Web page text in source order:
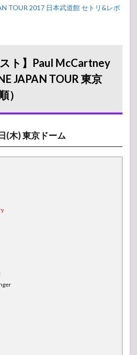
TOUR 2017 日本武道館 セトリ&レポ
スト】Paul McCartney
JAPAN TOUR 東京
）
(木) 東京ドーム